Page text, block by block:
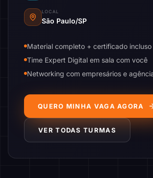
LOCAL
São Paulo/SP
Material completo + certificado incluso
Time Expert Digital em sala com você
Networking com empresários e
QUERO MINHA VAGA AGORA
VER TODAS TURMAS